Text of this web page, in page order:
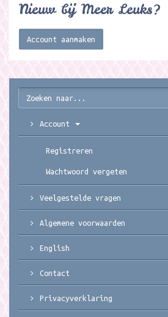
Nieuw bij Meer Leuks?
Account aanmaken
Account
Registreren
Wachtwoord vergeten
Veelgestelde vragen
Algemene voorwaarden
English
Contact
Privacyverklaring